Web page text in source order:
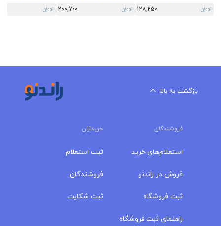
تومان 128,250 تومان 200,700 تومان
بازگشت به بالا
فروشندگان خریداران
استعلام‌های خرید
فروش در راندنو
ثبت فروشگاه
راهنمای ثبت فروشگاه
ثبت استعلام
فروشندگان
ثبت شکایت